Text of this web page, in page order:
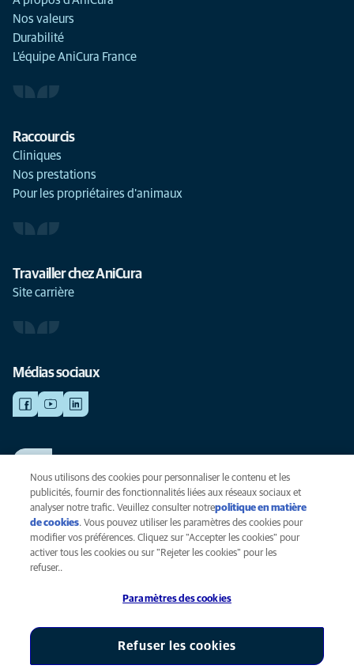
Nos valeurs
Durabilité
L'équipe AniCura France
Raccourcis
Cliniques
Nos prestations
Pour les propriétaires d'animaux
Travailler chez AniCura
Site carrière
Médias sociaux
Voir nos offres d'emploi
Vie privée
Légal
Cookies
AniCura est une filiale de Mars, Inc © 2026
Nous utilisons des cookies pour personnaliser le contenu et les
publicités, fournir des fonctionnalités liées aux réseaux sociaux et
analyser notre trafic. Veuillez consulter notrepolitique en matière
de cookies(opens in a new tab)
. Vous pouvez utiliser les paramètres des cookies pour
modifier vos préférences. Cliquez sur "Accepter les cookies" pour
activer tous les cookies ou sur "Rejeter les cookies" pour les
refuser..
Paramètres des cookies
Refuser les cookies